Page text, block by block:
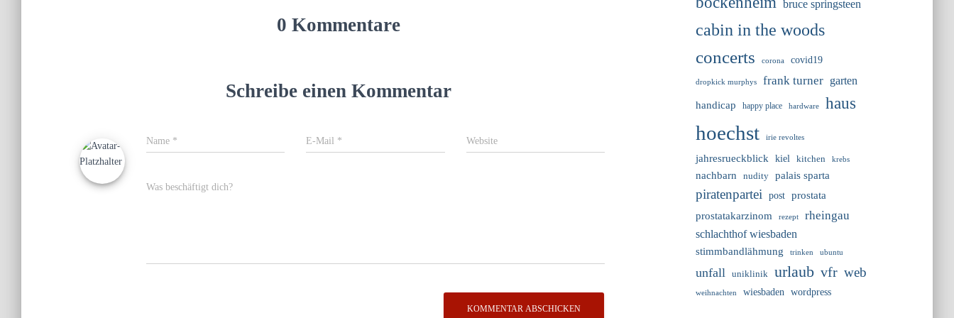
0 Kommentare
Schreibe einen Kommentar
Name * E-Mail * Website
Was beschäftigt dich?
bruce springsteen
cabin in the woods
concerts
corona covid19
dropkick murphys frank turner
garten
handicap
happy place hardware haus
hoechst irie revoltes
jahresrueckblick kiel kitchen krebs
nachbarn nudity palais sparta
piratenpartei post
prostata
prostatakarzinom
rezept rheingau
schlachthof wiesbaden
stimmbandlähmung trinken ubuntu
unfall uniklinik urlaub vfr web
weihnachten wiesbaden wordpress